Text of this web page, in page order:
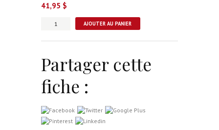
41,95 $
quantité
portatif
en
velcro
ajustable
AJOUTER AU PANIER
Partager cette
fiche :